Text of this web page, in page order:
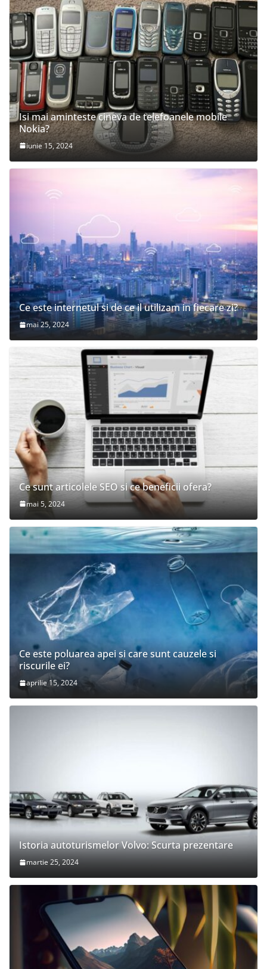
Isi mai aminteste cineva de telefoanele mobile
Nokia?
iunie 15, 2024
Ce este internetul si de ce il utilizam in fiecare zi?
mai 25, 2024
Ce sunt articolele SEO si ce beneficii ofera?
mai 5, 2024
Ce este poluarea apei si care sunt cauzele si
riscurile ei?
aprilie 15, 2024
Istoria autoturismelor Volvo: Scurta prezentare
martie 25, 2024